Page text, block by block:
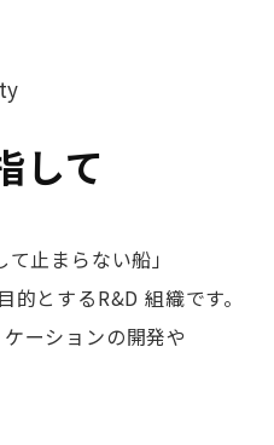
して
止まらない船」
とするR&D 組織です。
ーションの開発や